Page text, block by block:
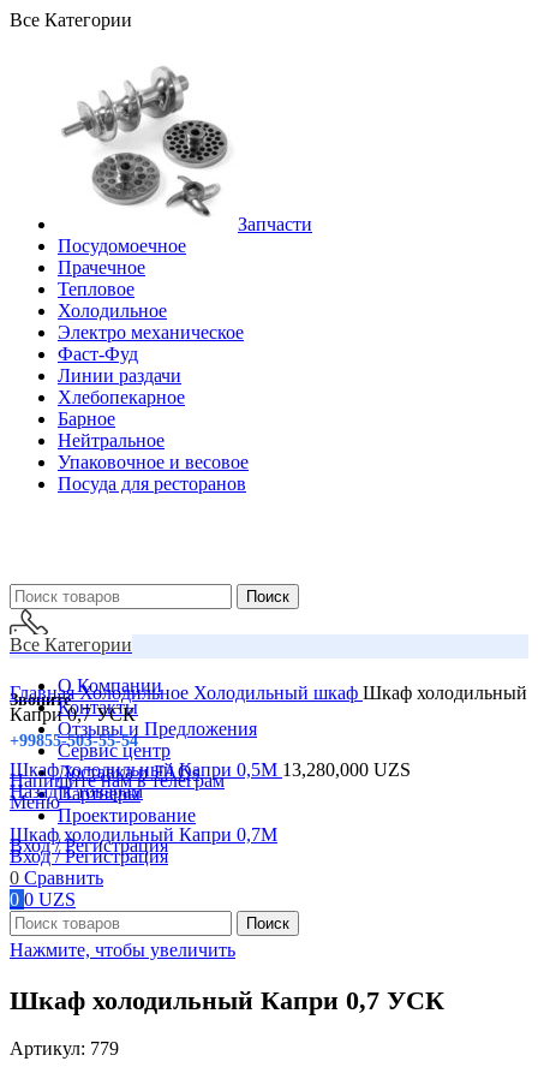
Все Категории
Запчасти
Посудомоечное
Прачечное
Тепловое
Холодильное
Электро механическое
Фаст-Фуд
Линии раздачи
Хлебопекарное
Барное
Нейтральное
Упаковочное и весовое
Посуда для ресторанов
Поиск
Звоните
+99855-503-55-54
Напишите нам в телеграм
Меню
Вход / Регистрация
Все Категории
О Компании
Контакты
Отзывы и Предложения
Сервис центр
Доставка и FAQs
Партнеры
Проектирование
Вход / Регистрация
0 Сравнить
0 0 UZS
Поиск
ГлавнаяХолодильное Холодильный шкаф Шкаф холодильный
Капри 0,7 УСК
Шкаф холодильный Капри 0,5М 13,280,000 UZS
Назад к товарам
Шкаф холодильный Капри 0,7М
Нажмите, чтобы увеличить
Шкаф холодильный Капри 0,7 УСК
Артикул: 779